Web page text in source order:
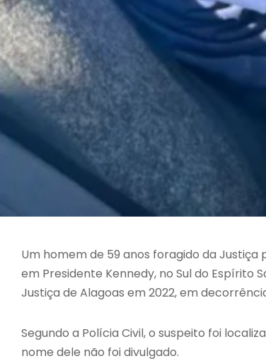
Um homem de 59 anos foragido da
em Presidente Kennedy, no Sul do Espírito
Justiça de Alagoas em 2022, em
Segundo a Polícia Civil, o suspeito foi
nome dele não foi divulgado.